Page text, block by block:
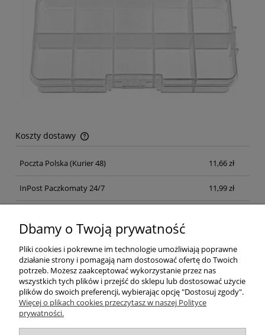
Koszty dostawy
Cena nie zawiera ewentualnych kosztów płatności
Poczta Polska (Kurier 48) 11,66 zł
InPost Paczkomaty 24/7 11,99 zł
Pomoc
Moje konto
Dbamy o Twoją prywatność
Pliki cookies i pokrewne im technologie umożliwiają poprawne
działanie strony i pomagają nam dostosować ofertę do Twoich
potrzeb. Możesz zaakceptować wykorzystanie przez nas
wszystkich tych plików i przejść do sklepu lub dostosować użycie
plików do swoich preferencji, wybierając opcję "Dostosuj zgody".
Więcej o plikach cookies przeczytasz w naszej Polityce
prywatności.